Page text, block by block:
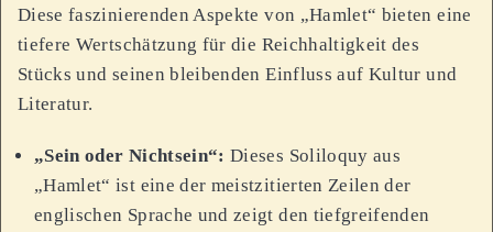
Diese faszinierenden Aspekte von „Hamlet“ bieten eine
tiefere Wertschätzung für die Reichhaltigkeit des
Stücks und seinen bleibenden Einfluss auf Kultur und
Literatur.
„Sein oder Nichtsein“: Dieses Soliloquy aus
„Hamlet“ ist eine der meistzitierten Zeilen der
englischen Sprache und zeigt den tiefgreifenden